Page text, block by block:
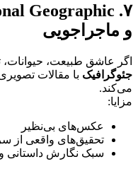
و ماجراجویی
اگر عاشق طبیعت، حیوانات،
جئوگرافیک با مقالات
می‌کند.
مزایا:
عکس‌های بی‌نظیر
تحقیق‌های واقعی از
سبک نگارش داستانی و